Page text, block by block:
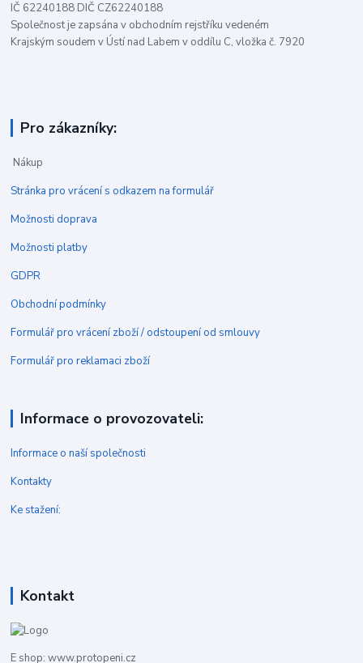
IČ 62240188 DIČ CZ62240188
Společnost je zapsána v obchodním rejstříku vedeném
Krajským soudem v Ústí nad Labem v oddílu C, vložka č. 7920
Pro zákazníky:
Nákup
Stránka pro vrácení s odkazem na formulář
Možnosti doprava
Možnosti platby
GDPR
Obchodní podmínky
Formulář pro vrácení zboží / odstoupení od smlouvy
Formulář pro reklamaci zboží
Informace o provozovateli:
Informace o naší společnosti
Kontakty
Ke stažení:
Kontakt
E shop: www.protopeni.cz